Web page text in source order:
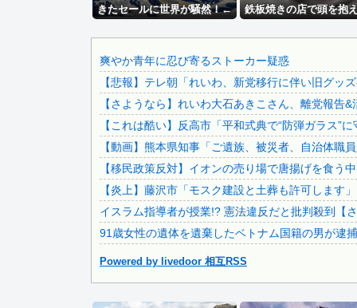
シャウエッセン公式、またこういうのでいい丼をポスト
【画像】ディズニーのおいなり巻（600円）、流石にアレす
【鳴潮】Animester「リンネー」フィギュア【原型公...
【怒報】 国税庁「あのさぁ！君らがちゃんと納税してくれ
【緊急】明日「銀だこ」がガチに過去最大レベルに混みそ
【これは重い】江口寿史さん「自分の絵ごと、このジャン
韓国KOSPIで徹底的に儲けたい某海外資本、韓国人投資家...
【悲報】ロシア、じわじわと逝き始める
【画像】この美人ママ、脱いだら凄い・・・
職場の人妻と不倫をして、ついに、、、
【衝撃】 大阪府警、ミナミの“ベトナムビル”を家宅捜索し...
【悲報】 ワイ「ラーメン一袋だけじゃ足らんわ！二袋作っ
きたセールに世界が騒然！←
（海外の反応）
鉄板焼きの店で頭を抱
けられるだろ」【海外
爽やか青年に忍び寄るストーカー疑惑
【悲報】テレ朝「れいわ、新党移行に伴い旧グッ
【さようなら】れいわ大石あきこさん、離党報告
【これは酷い】反高市「平和式典で“防弾ガラス”
【動画】熊本県知事「ご遺族、被災者、自治体職
【移民政策反対】イオンの売り場で唐揚げを食う
【炎上】藤沢市「モスク建設と土葬も許可します
イスラム指導者が授業!? 憲法違反だと批判殺到【
91歳女性の遺体を遺棄したベトナム国籍の男が逮
Powered by livedoor 相互RSS